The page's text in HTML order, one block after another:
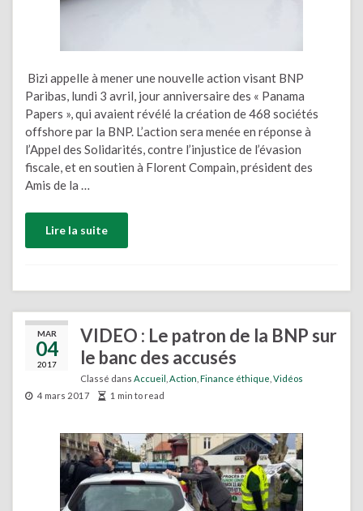
Bizi appelle à mener une nouvelle action visant BNP
Paribas, lundi 3 avril, jour anniversaire des « Panama
Papers », qui avaient révélé la création de 468 sociétés
offshore par la BNP. L’action sera menée en réponse à
l’Appel des Solidarités, contre l’injustice de l’évasion
fiscale, et en soutien à Florent Compain, président des
Amis de la …
Lire la suite
MAR
04
2017
VIDEO : Le patron de la BNP sur
le banc des accusés
Classé dans Accueil Action Finance éthique Vidéos
4 mars 2017
1 min to read